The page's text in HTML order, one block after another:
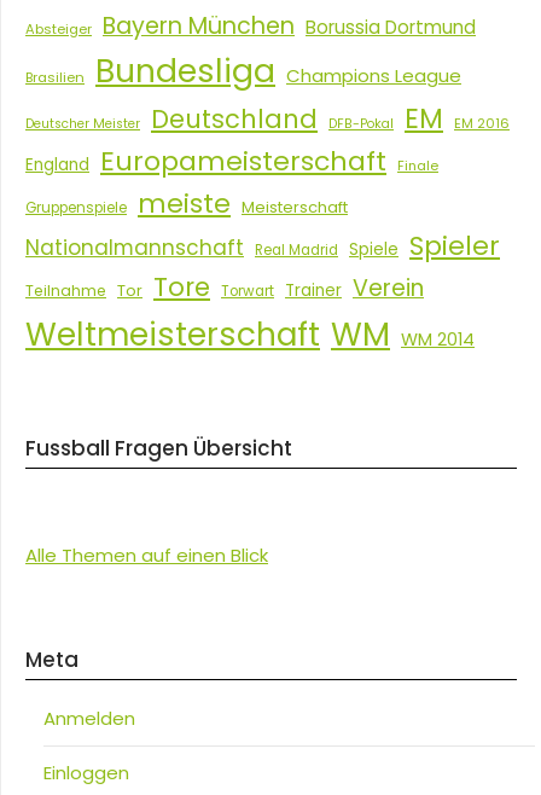
Absteiger Bayern München Borussia Dortmund
Brasilien Bundesliga Champions League
Deutscher Meister Deutschland DFB-Pokal EM EM 2016
England Europameisterschaft Finale
Gruppenspiele meiste Meisterschaft
Nationalmannschaft Real Madrid Spiele Spieler
Teilnahme Tor Tore Torwart Trainer Verein
Weltmeisterschaft WM WM 2014
Fussball Fragen Übersicht
Alle Themen auf einen Blick
Meta
Anmelden
Einloggen